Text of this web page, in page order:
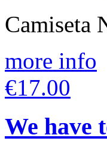
Camiseta
more info
€17.00
We have